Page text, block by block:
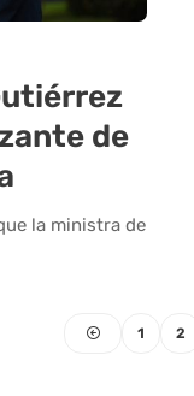
de
la ministra de
1 2